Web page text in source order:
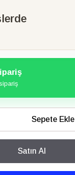
Sepete Ekle
Satın Al